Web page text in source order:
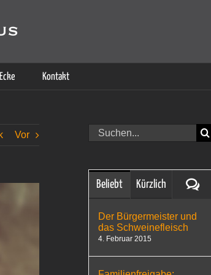
Kontakt
Vor
Suche
nach:
Beliebt Kürzlich
Der Bürgermeister und
das Schweinefleisch
4. Februar 2015
Sie sich damit einverstanden, dass Cookies